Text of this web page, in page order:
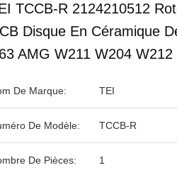
TCCB-R 2124210512
Disque En Céramique
AMG W211 W204 W212
De Marque: TEI
De Modèle: TCCB-R
De Pièces: 1